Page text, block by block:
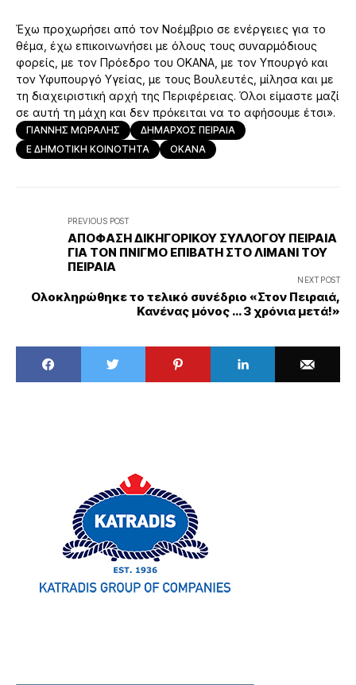
Έχω προχωρήσει από τον Νοέμβριο σε ενέργειες για το
θέμα, έχω επικοινωνήσει με όλους τους συναρμόδιους
φορείς, με τον Πρόεδρο του ΟΚΑΝΑ, με τον Υπουργό και
τον Υφυπουργό Υγείας, με τους Βουλευτές, μίλησα και με
τη διαχειριστική αρχή της Περιφέρειας. Όλοι είμαστε μαζί
σε αυτή τη μάχη και δεν πρόκειται να το αφήσουμε έτσι».
ΓΙΑΝΝΗΣ ΜΩΡΑΛΗΣ
ΔΗΜΑΡΧΟΣ ΠΕΙΡΑΙΑ
Ε ΔΗΜΟΤΙΚΗ ΚΟΙΝΟΤΗΤΑ
ΟΚΑΝΑ
PREVIOUS POST
ΑΠΟΦΑΣΗ ΔΙΚΗΓΟΡΙΚΟΥ ΣΥΛΛΟΓΟΥ ΠΕΙΡΑΙΑ
ΓΙΑ ΤΟΝ ΠΝΙΓΜΟ ΕΠΙΒΑΤΗ ΣΤΟ ΛΙΜΑΝΙ ΤΟΥ
ΠΕΙΡΑΙΑ
NEXT POST
Ολοκληρώθηκε το τελικό συνέδριο «Στον Πειραιά,
Κανένας μόνος … 3 χρόνια μετά!»